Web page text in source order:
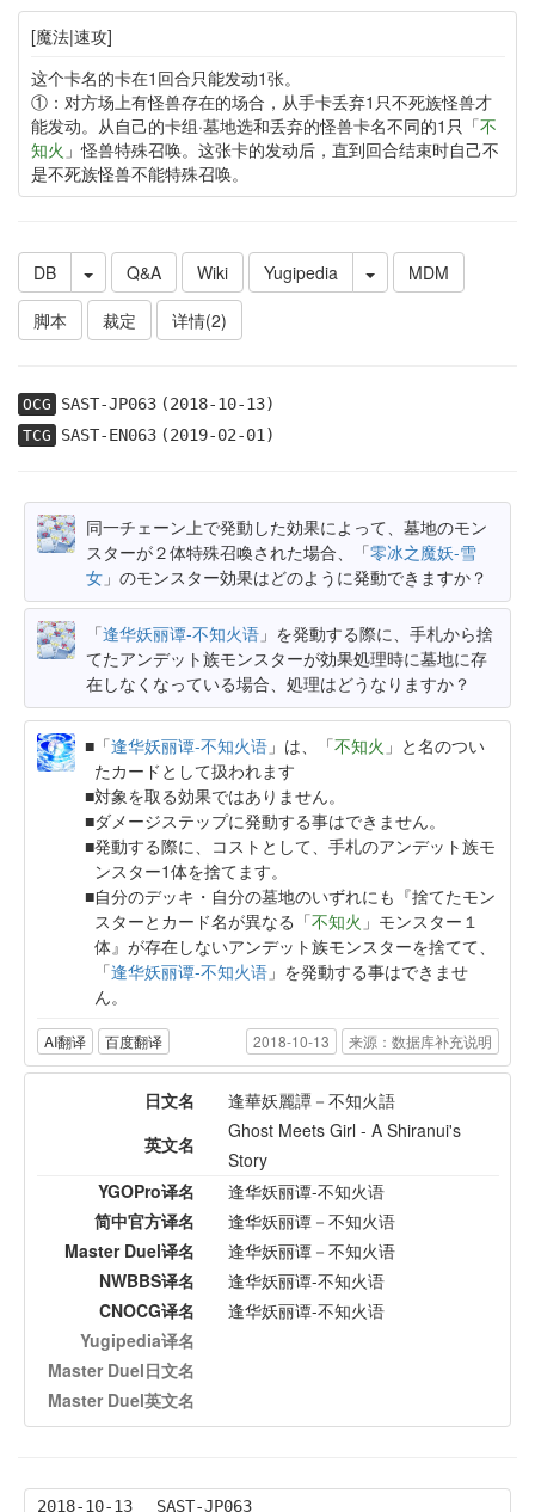
[魔法|速攻]
这个卡名的卡在1回合只能发动1张。
①：对方场上有怪兽存在的场合，从手卡丢弃1只不死族怪兽才
能发动。从自己的卡组·墓地选和丢弃的怪兽卡名不同的1只「不
知火 」怪兽特殊召唤。这张卡的发动后，直到回合结束时自己不
是不死族怪兽不能特殊召唤。
DB Q&A Wiki Yugipedia
MDM
脚本
裁定 详情(2)
OCG SAST-JP063(2018-10-13)
TCG SAST-EN063(2019-02-01)
同一チェーン上で発動した効果によって、墓地のモン
スターが２体特殊召喚された場合、「零冰之魔妖-雪
女 」のモンスター効果はどのように発動できますか？
「逢华妖丽谭-不知火语 」を発動する際に、手札から捨
てたアンデット族モンスターが効果処理時に墓地に存
在しなくなっている場合、処理はどうなりますか？
「逢华妖丽谭-不知火语 」は、「不知火 」と名のつい
たカードとして扱われます
対象を取る効果ではありません。
ダメージステップに発動する事はできません。
発動する際に、コストとして、手札のアンデット族モ
ンスター1体を捨てます。
自分のデッキ・自分の墓地のいずれにも『捨てたモン
スターとカード名が異なる「不知火 」モンスター１
体』が存在しないアンデット族モンスターを捨てて、
「逢华妖丽谭-不知火语 」を発動する事はできませ
ん。
AI翻译 百度翻译 2018-10-13 来源：数据库补充说明
日文名
逢華妖麗譚－不知火語
英文名
Ghost Meets Girl - A Shiranui's
Story
YGOPro译名
逢华妖丽谭-不知火语
简中官方译名
逢华妖丽谭－不知火语
Master Duel译名
逢华妖丽谭－不知火语
NWBBS译名
逢华妖丽谭-不知火语
CNOCG译名
逢华妖丽谭-不知火语
Yugipedia译名
Master Duel日文名
Master Duel英文名
2018-10-13 SAST-JP063